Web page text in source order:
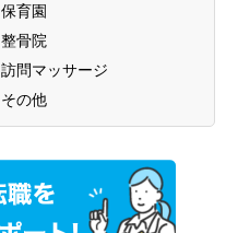
保育園
整骨院
訪問マッサージ
その他